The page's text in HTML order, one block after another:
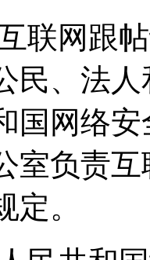
联网跟
民、法
国网络
室负责
。